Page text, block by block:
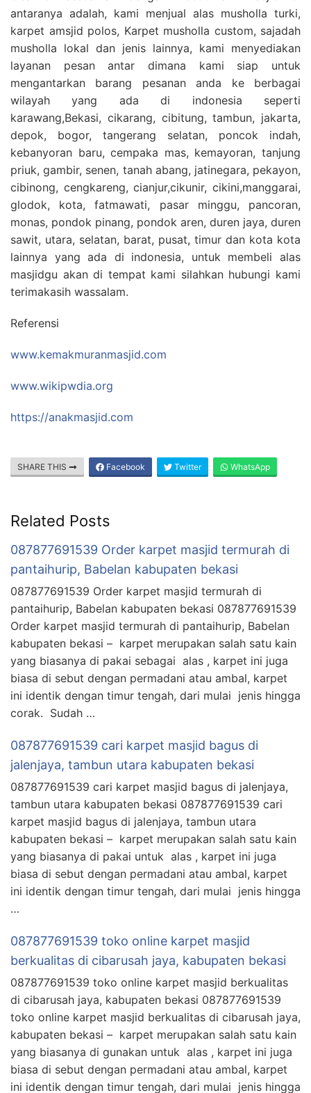
antaranya adalah, kami menjual alas musholla turki,
karpet amsjid polos, Karpet musholla custom, sajadah
musholla lokal dan jenis lainnya, kami menyediakan
layanan pesan antar dimana kami siap untuk
mengantarkan barang pesanan anda ke berbagai
wilayah yang ada di indonesia seperti
karawang,Bekasi, cikarang, cibitung, tambun, jakarta,
depok, bogor, tangerang selatan, poncok indah,
kebanyoran baru, cempaka mas, kemayoran, tanjung
priuk, gambir, senen, tanah abang, jatinegara, pekayon,
cibinong, cengkareng, cianjur,cikunir, cikini,manggarai,
glodok, kota, fatmawati, pasar minggu, pancoran,
monas, pondok pinang, pondok aren, duren jaya, duren
sawit, utara, selatan, barat, pusat, timur dan kota kota
lainnya yang ada di indonesia, untuk membeli alas
masjidgu akan di tempat kami silahkan hubungi kami
terimakasih wassalam.
Referensi
www.kemakmuranmasjid.com
www.wikipwdia.org
https://anakmasjid.com
SHARE THIS Facebook Twitter WhatsApp
Related Posts
087877691539 Order karpet masjid termurah di
pantaihurip, Babelan kabupaten bekasi
087877691539 Order karpet masjid termurah di
pantaihurip, Babelan kabupaten bekasi 087877691539
Order karpet masjid termurah di pantaihurip, Babelan
kabupaten bekasi – karpet merupakan salah satu kain
yang biasanya di pakai sebagai alas , karpet ini juga
biasa di sebut dengan permadani atau ambal, karpet
ini identik dengan timur tengah, dari mulai jenis hingga
corak. Sudah …
087877691539 cari karpet masjid bagus di
jalenjaya, tambun utara kabupaten bekasi
087877691539 cari karpet masjid bagus di jalenjaya,
tambun utara kabupaten bekasi 087877691539 cari
karpet masjid bagus di jalenjaya, tambun utara
kabupaten bekasi – karpet merupakan salah satu kain
yang biasanya di pakai untuk alas , karpet ini juga
biasa di sebut dengan permadani atau ambal, karpet
ini identik dengan timur tengah, dari mulai jenis hingga
…
087877691539 toko online karpet masjid
berkualitas di cibarusah jaya, kabupaten bekasi
087877691539 toko online karpet masjid berkualitas
di cibarusah jaya, kabupaten bekasi 087877691539
toko online karpet masjid berkualitas di cibarusah jaya,
kabupaten bekasi – karpet merupakan salah satu kain
yang biasanya di gunakan untuk alas , karpet ini juga
biasa di sebut dengan permadani atau ambal, karpet
ini identik dengan timur tengah, dari mulai jenis hingga